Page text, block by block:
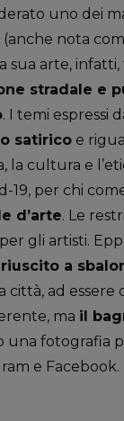
uno dei
(anche nota
sua arte,
stradale e
. I temi espressi
satirico e
la cultura e
19, per chi
d’arte. Le
gli artisti.
riuscito a
città, ad essere
ma il
una fotografia
e Facebook.